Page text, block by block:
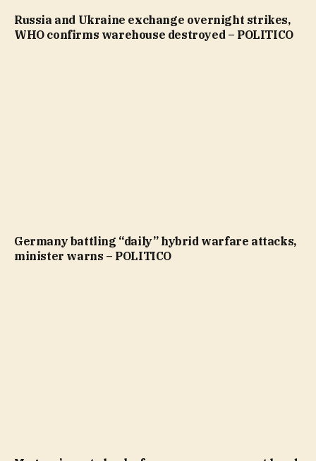
Russia and Ukraine exchange overnight strikes,
WHO confirms warehouse destroyed – POLITICO
Germany battling “daily” hybrid warfare attacks,
minister warns – POLITICO